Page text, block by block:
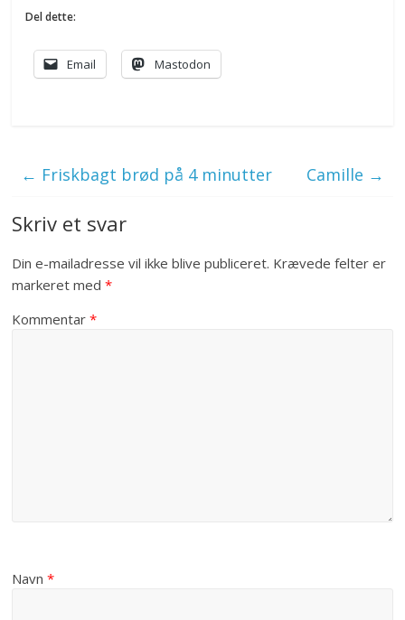
Del dette:
Email Mastodon
← Friskbagt brød på 4 minutter Camille →
Skriv et svar
Din e-mailadresse vil ikke blive publiceret. Krævede felter er
markeret med*
Kommentar*
Navn*